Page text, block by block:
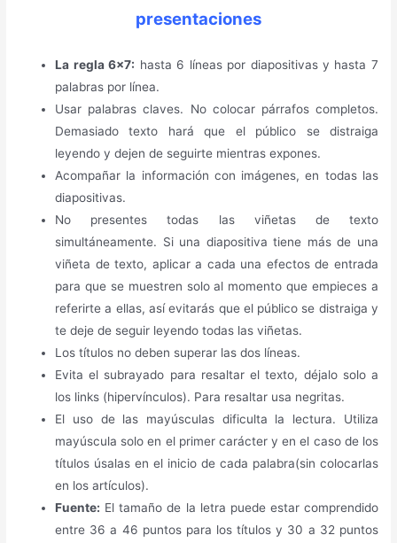
presentaciones
La regla 6×7: hasta 6 líneas por diapositivas y hasta 7
palabras por línea.
Usar palabras claves. No colocar párrafos completos.
Demasiado texto hará que el público se distraiga
leyendo y dejen de seguirte mientras expones.
Acompañar la información con imágenes, en todas las
diapositivas.
No presentes todas las viñetas de texto
simultáneamente. Si una diapositiva tiene más de una
viñeta de texto, aplicar a cada una efectos de entrada
para que se muestren solo al momento que empieces a
referirte a ellas, así evitarás que el público se distraiga y
te deje de seguir leyendo todas las viñetas.
Los títulos no deben superar las dos líneas.
Evita el subrayado para resaltar el texto, déjalo solo a
los links (hipervínculos). Para resaltar usa negritas.
El uso de las mayúsculas dificulta la lectura. Utiliza
mayúscula solo en el primer carácter y en el caso de los
títulos úsalas en el inicio de cada palabra(sin colocarlas
en los artículos).
Fuente: El tamaño de la letra puede estar comprendido
entre 36 a 46 puntos para los títulos y 30 a 32 puntos